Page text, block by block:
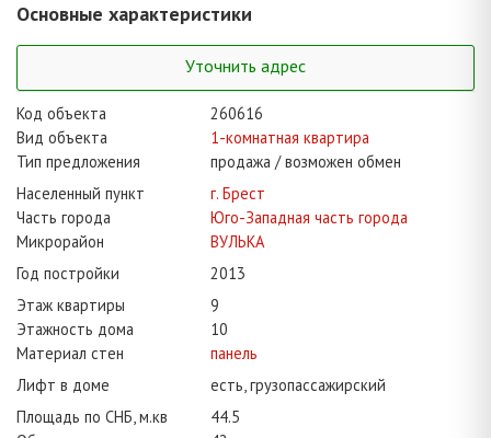
Основные характеристики
Уточнить адрес
Код объекта
260616
Вид объекта
1-комнатная квартира
Тип предложения
продажа / возможен обмен
Населенный пункт
г. Брест
Часть города
Юго-Западная часть города
Микрорайон
ВУЛЬКА
Год постройки
2013
Этаж квартиры
9
Этажность дома
10
Материал стен
панель
Лифт в доме
есть, грузопассажирский
Площадь по СНБ, м.кв
44.5